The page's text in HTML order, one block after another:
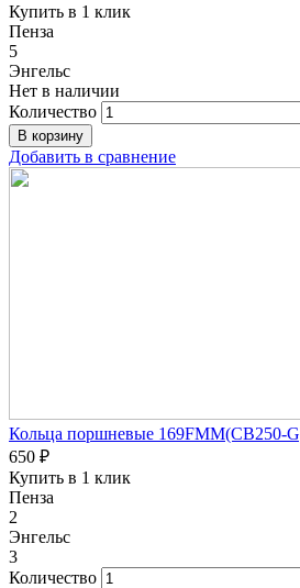
Купить в 1 клик
Пенза
5
Энгельс
Нет в наличии
Количество
Добавить в сравнение
Кольца поршневые 169FMM(CB250-
650 ₽
Купить в 1 клик
Пенза
2
Энгельс
3
Количество